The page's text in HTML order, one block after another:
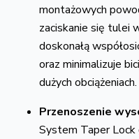
montażowych
zaciskanie się tulei
doskonałą
oraz minimalizuje
dużych obciążeniach.
Przenoszenie
System Taper Lock